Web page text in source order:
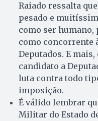
Raiado ressalta
pesado e
como ser
como concorrente
Deputados. E
candidato a
luta contra todo
imposição.
É válido lembrar
Militar do Estado